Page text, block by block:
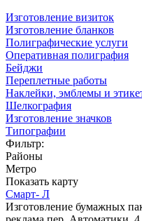
Изготовление визиток
Изготовление бланков
Полиграфические услуги
Оперативная полиграфия
Бейджи
Переплетные работы
Наклейки, эмблемы и
Шелкография
Изготовление значков
Типографии
Фильтр:
Районы
Метро
Показать карту
Смарт- Л
Изготовление бумажных